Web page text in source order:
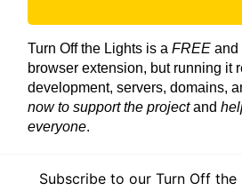
Turn Off the Lights is a FREE and
browser extension, but running it
development, servers, domains,
now to support the projectand
everyone.
Subscribe to our Turn Off